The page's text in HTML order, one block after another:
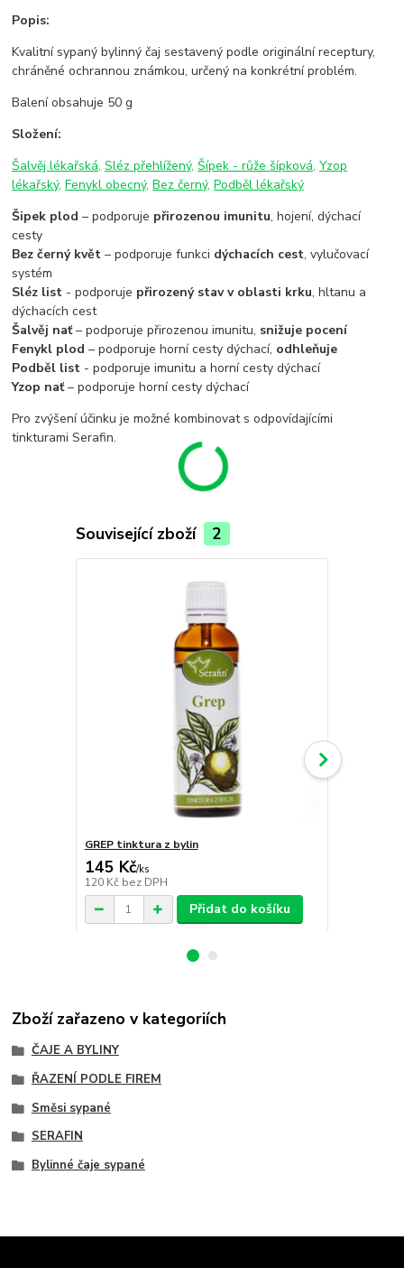
Popis:
Kvalitní sypaný bylinný čaj sestavený podle originální receptury,
chráněné ochrannou známkou, určený na konkrétní problém.
Balení obsahuje 50 g
Složení:
Šalvěj lékařská, Sléz přehlížený, Šípek - růže šípková, Yzop
lékařský, Fenykl obecný, Bez černý, Podběl lékařský
Šipek plod – podporuje přirozenou imunitu, hojení, dýchací
cesty
Bez černý květ – podporuje funkci dýchacích cest, vylučovací
systém
Sléz list - podporuje přirozený stav v oblasti krku, hltanu a
dýchacích cest
Šalvěj nať– podporuje přirozenou imunitu, snižuje pocení
Fenykl plod – podporuje horní cesty dýchací, odhleňuje
Podběl list - podporuje imunitu a horní cesty dýchací
Yzop nať– podporuje horní cesty dýchací
Pro zvýšení účinku je možné kombinovat s odpovídajícími
tinkturami Serafin.
Související zboží 2
GREP tinktura z bylin
145 Kč/ks
120 Kč bez DPH
Přidat do košíku
Zboží zařazeno v kategoriích
ČAJE A BYLINY
ŘAZENÍ PODLE FIREM
Směsi sypané
SERAFIN
Bylinné čaje sypané